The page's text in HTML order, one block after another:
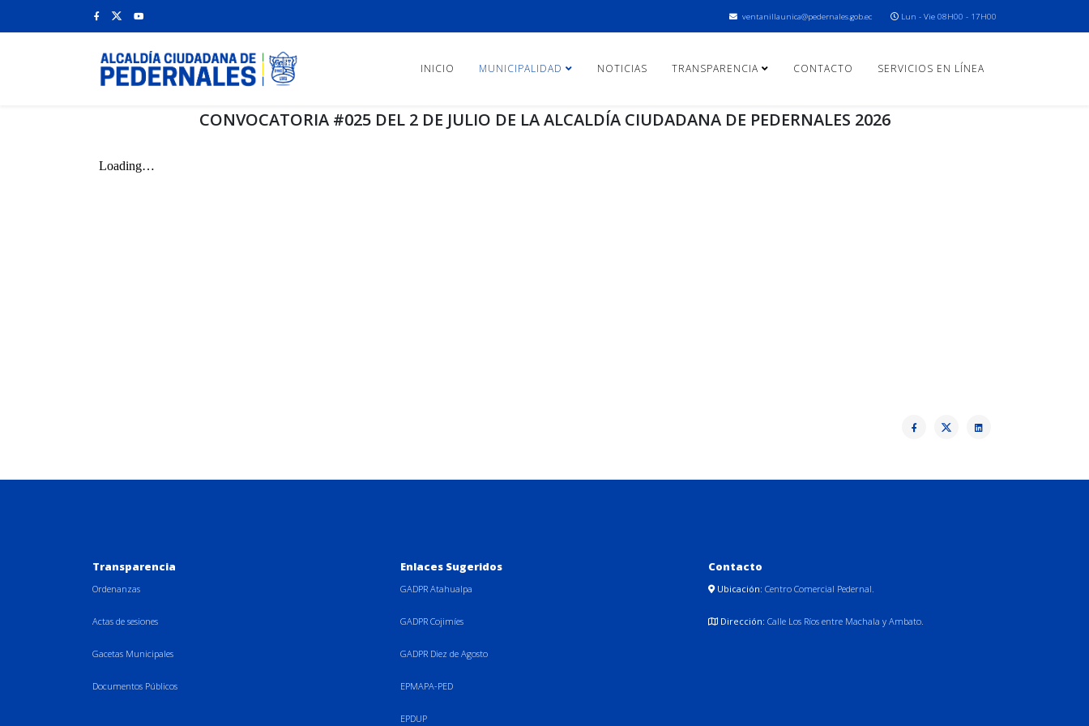
ventanillaunica@pedernales.gob.ec Lun - Vie 08H00 - 17H00
INICIO MUNICIPALIDAD NOTICIAS TRANSPARENCIA CONTACTO SERVICIOS EN LÍNEA
CONVOCATORIA #025 DEL 2 DE JULIO DE LA ALCALDÍA CIUDADANA DE PEDERNALES 2026
Transparencia
Ordenanzas
Actas de sesiones
Gacetas Municipales
Documentos Públicos
Enlaces Sugeridos
GADPR Atahualpa
GADPR Cojimíes
GADPR Diez de Agosto
EPMAPA-PED
EPDUP
Contacto
Ubicación: Centro Comercial Pedernal.
Dirección: Calle Los Ríos entre Machala y Ambato.